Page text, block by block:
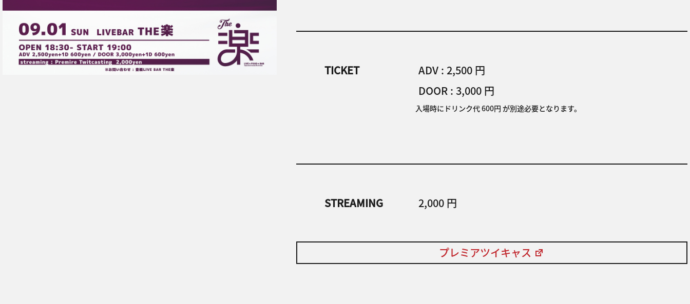
TICKET
ADV : 2,500 円
DOOR : 3,000 円
入場時にドリンク代 600円 が別途必要となります。
STREAMING 2,000 円
プレミアツイキャス